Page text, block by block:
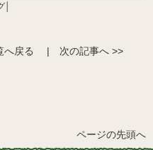
へ戻る | 次の記事へ >>
ページの先頭へ